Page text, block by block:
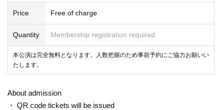
公演中には演出としてスモークを使用いたします。呼吸器系に不安のある
方は予めご留意ください。
会場内では記録のため映像・写真を撮影する場合があり、その内容が公開
される可能性があります。お客様が映り込む場合があることを予めご了承く
ださい。
会場内での飲食は禁止です（ペットボトル飲料など蓋付き容器の飲料は持
ち込み可能ですが、こぼさないよう十分ご注意ください）。
い。
危険物・花火・レーザーポインターなどの持ち込みは禁止です。
Price Free of charge
Quantity Membership registration required
本公演は完全無料となります。人数把握のため事前予約にご協力お願いい
たします。
About admission
・ QR code tickets will be issued